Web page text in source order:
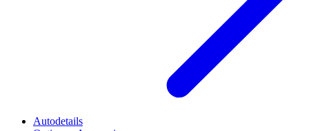
Autodetails